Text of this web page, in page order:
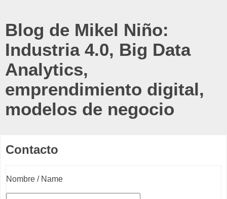
Blog de Mikel Niño:
Industria 4.0, Big Data
Analytics,
emprendimiento digital,
modelos de negocio
Contacto
Nombre / Name